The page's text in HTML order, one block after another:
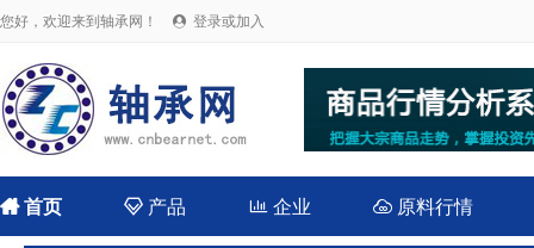
您好，欢迎来到轴承网！  登录或加入
首页  产品 企业 原料行情